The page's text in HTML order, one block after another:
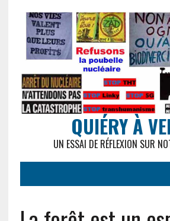
QUIÉRY À
UN ESSAI DE RÉFLEXION SUR